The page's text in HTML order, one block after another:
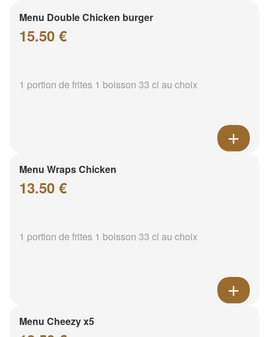
Menu Double Chicken burger
15.50 €
1 portion de frites 1 boisson 33 cl au choix
Menu Wraps Chicken
13.50 €
1 portion de frites 1 boisson 33 cl au choix
Menu Cheezy x5